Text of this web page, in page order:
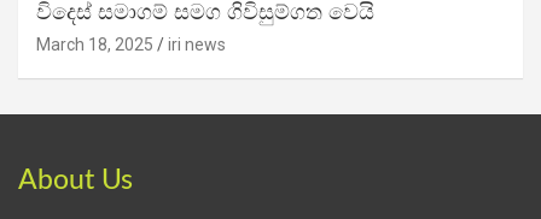
විදෙස් සමාගම් සමග ගිවිසුම්ගත වෙයි
March 18, 2025 iri news
About Us